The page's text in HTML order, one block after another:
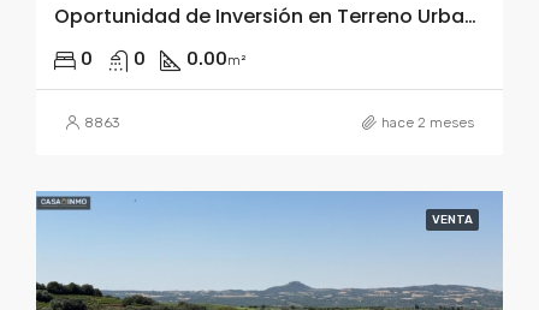
Oportunidad de Inversión en Terreno Urbano Residencial en Barbastro
0 0 0.00m²
8863 hace 2 meses
VENTA